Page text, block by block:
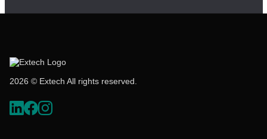
2026 © Extech All rights reserved.